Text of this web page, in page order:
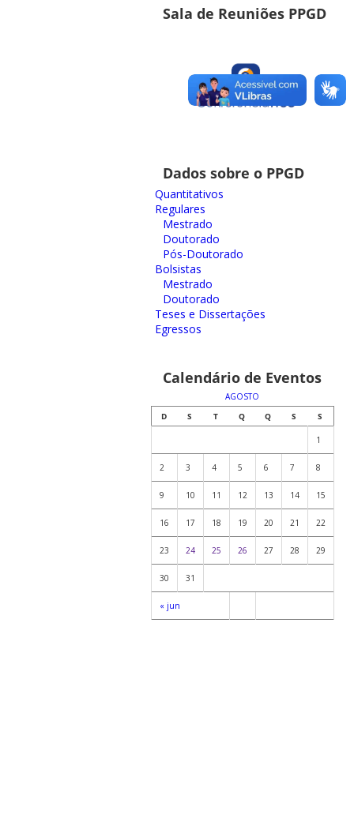
Sala de Reuniões PPGD
Dados sobre o PPGD
Quantitativos
Regulares
Mestrado
Doutorado
Pós-Doutorado
Bolsistas
Mestrado
Doutorado
Teses e Dissertações
Egressos
Calendário de Eventos
AGOSTO
D
S T Q Q S S
« jun
1
2 3 4 5 6 7 8
9 10 11 12 13 14 15
16 17 18 19 20 21 22
23 24 25 26 27 28 29
30 31